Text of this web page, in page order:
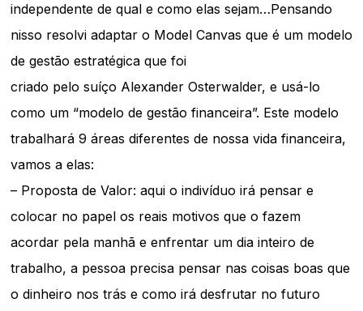
independente de qual e como elas sejam…Pensando
nisso resolvi adaptar o Model Canvas que é um modelo
de gestão estratégica que foi
criado pelo suíço Alexander Osterwalder, e usá-lo
como um “modelo de gestão financeira”. Este modelo
trabalhará 9 áreas diferentes de nossa vida financeira,
vamos a elas:
– Proposta de Valor: aqui o indivíduo irá pensar e
colocar no papel os reais motivos que o fazem
acordar pela manhã e enfrentar um dia inteiro de
trabalho, a pessoa precisa pensar nas coisas boas que
o dinheiro nos trás e como irá desfrutar no futuro